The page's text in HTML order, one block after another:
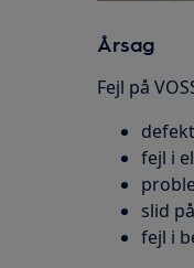
Årsag
Fejl på
fejl i
slid
fejl i